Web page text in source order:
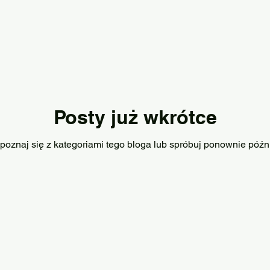
Posty już wkrótce
się z kategoriami tego bloga lub spróbuj ponownie